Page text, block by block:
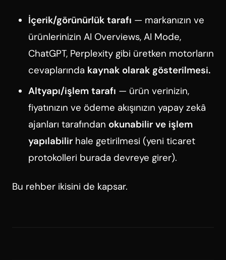
İçerik/görünürlük tarafı — markanızın ve
ürünlerinizin AI Overviews, AI Mode,
ChatGPT, Perplexity gibi üretken motorların
cevaplarında kaynak olarak gösterilmesi.
Altyapı/işlem tarafı — ürün verinizin,
fiyatınızın ve ödeme akışınızın yapay zekâ
ajanları tarafından okunabilir ve işlem
yapılabilir hale getirilmesi (yeni ticaret
protokolleri burada devreye girer).
Bu rehber ikisini de kapsar.